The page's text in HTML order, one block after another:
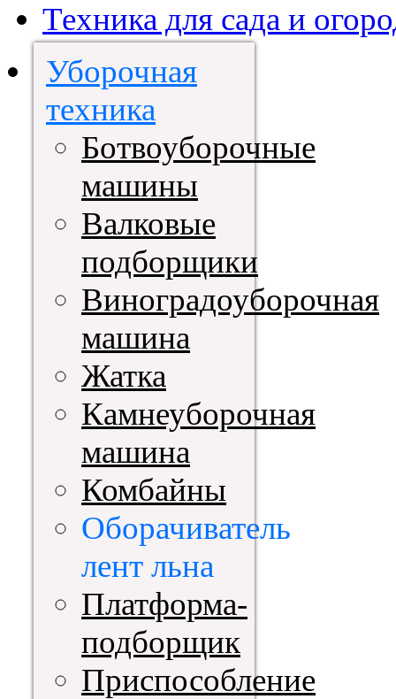
Техника для сада и
Уборочная
техника
Ботвоуборочные
машины
Валковые
подборщики
Виноградоуборочная
машина
Жатка
Камнеуборочная
машина
Комбайны
Оборачиватель
лент льна
Платформа-
подборщик
Приспособление